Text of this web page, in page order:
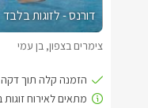
דורנס - לזוגות בלבד
צימרים בצפון, בן עמי